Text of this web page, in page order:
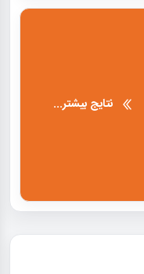
نتایج بیشتر...